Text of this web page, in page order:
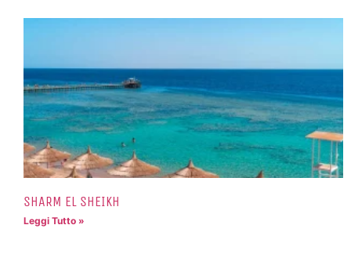
SHARM EL SHEIKH
Leggi Tutto »